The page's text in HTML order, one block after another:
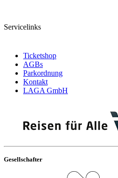
Servicelinks
Ticketshop
AGBs
Parkordnung
Kontakt
LAGA GmbH
Gesellschafter